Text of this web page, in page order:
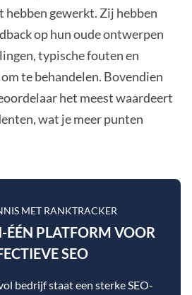
gewerkt. Zij hebben
op hun oude ontwerpen
typische fouten en
te behandelen. Bovendien
het meest waardeert
wat je meer punten
MET RANKTRACKER
ÉÉN PLATFORM VOOR
SEO
bedrijf staat een sterke SEO-